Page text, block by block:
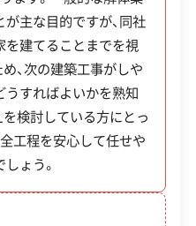
指定されていることも
を掘る場合は、事前の
り、工期が延びる可能
ア（浸水リスク）
土地活用
滅失登記
翌営業日連絡
SNS 土対応
日祝対応
と詳細な説明が表示されます。
自の地盤改良技術「ラ
」で対応が可能です。
口で依頼できるため、
、各工程間の引き継ぎ
があります。
主な目的ですが、同社
を建てることまでを視
、次の建築工事がしや
すればよいかを熟知
検討している方にとっ
工程を安心して任せや
ょう。